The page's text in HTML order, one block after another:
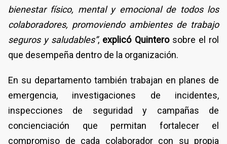
bienestar físico, mental y emocional de todos los
colaboradores, promoviendo ambientes de trabajo
seguros y saludables”, explicó Quinterosobre el rol
que desempeña dentro de la organización.
En su departamento también trabajan en planes de
emergencia, investigaciones de incidentes,
inspecciones de seguridad y campañas de
concienciación que permitan fortalecer el
compromiso de cada colaborador con su propia